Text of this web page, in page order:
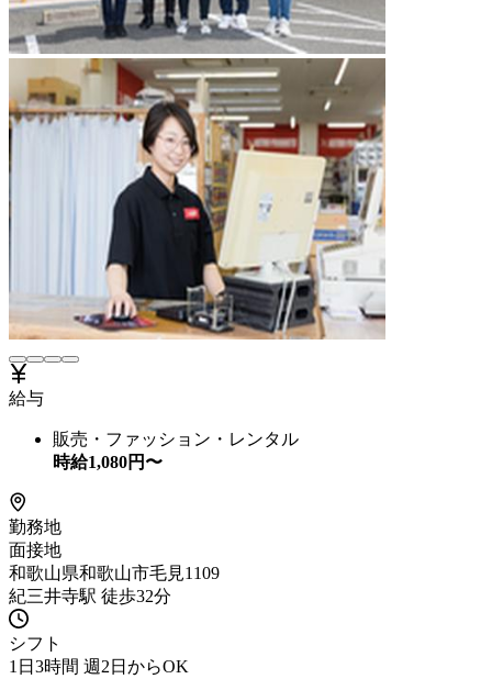
給与
販売・ファッション・レンタル
時給1,080円〜
勤務地
面接地
和歌山県和歌山市毛見1109
紀三井寺駅 徒歩32分
シフト
1日3時間 週2日からOK